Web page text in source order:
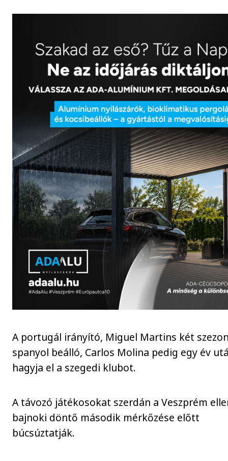
A portugál irányító, Miguel Martins két
spanyol beálló, Carlos Molina pedig egy év
hagyja el a szegedi klubot.
A távozó játékosokat szerdán a Veszprém
bajnoki döntő második mérkőzése előtt
búcsúztatják.